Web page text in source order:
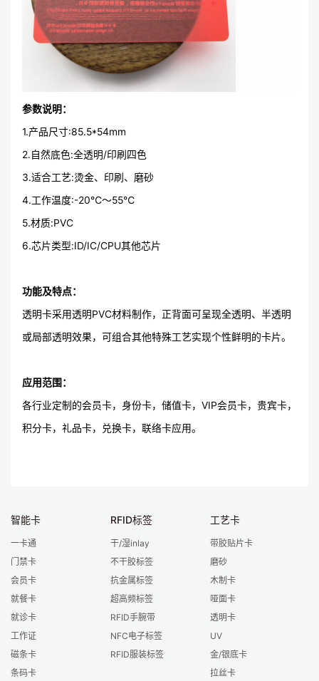
参数说明：
1.产品尺寸:85.5*54mm
2.自然底色:全透明/印刷四色
3.适合工艺:烫金、印刷、磨砂
4.工作温度:-20℃～55℃
5.材质:PVC
6.芯片类型:ID/IC/CPU其他芯片
功能及特点：
透明卡采用透明PVC材料制作，正背面可呈现全透明、半透明
或局部透明效果，可组合其他特殊工艺实现个性鲜明的卡片。
应用范围：
各行业定制的会员卡，身份卡，储值卡，VIP会员卡，贵宾卡，
积分卡，礼品卡，兑换卡，联络卡应用。
智能卡
一卡通
门禁卡
会员卡
就餐卡
就诊卡
工作证
磁条卡
条码卡
RFID标签
干/湿inlay
不干胶标签
抗金属标签
超高频标签
RFID手腕带
NFC电子标签
RFID服装标签
工艺卡
带胶贴片卡
磨砂
木制卡
哑面卡
透明卡
UV
金/银底卡
拉丝卡